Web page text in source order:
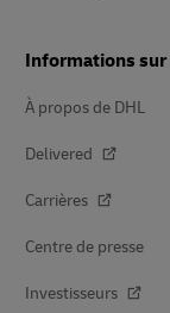
Informations sur
À propos de DHL
Delivered
Carrières
Centre de presse
Investisseurs